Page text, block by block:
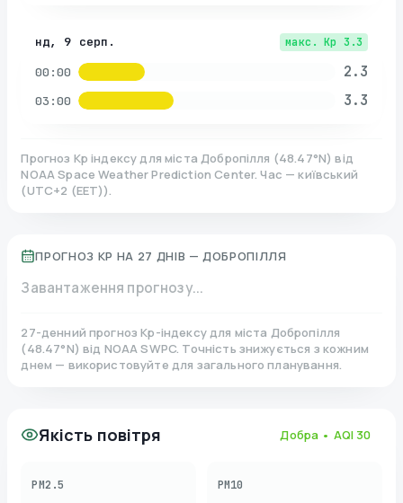
нд, 9 серп. макс. Kp 3.3
00:00 2.3
03:00 3.3
Прогноз Kp індексу для міста Добропілля (48.47°N)від
NOAA Space Weather Prediction Center. Час — київський
(UTC+2 (EET)).
ПРОГНОЗ KP НА 27 ДНІВ — ДОБРОПІЛЛЯ
Завантаження прогнозу...
27-денний прогноз Kp-індексу для міста Добропілля
(48.47°N)від NOAA SWPC. Точність знижується з кожним
днем — використовуйте для загального планування.
Якість повітря Добра • AQI 30
PM2.5 PM10